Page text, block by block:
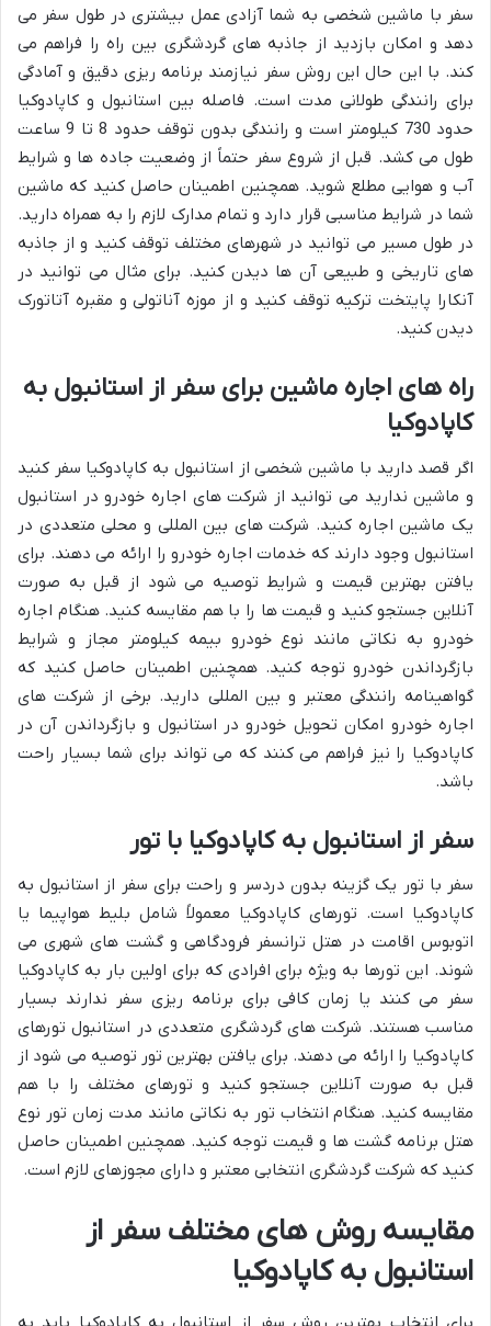
سفر با ماشین شخصی به شما آزادی عمل بیشتری در طول سفر می
دهد و امکان بازدید از جاذبه های گردشگری بین راه را فراهم می
کند. با این حال این روش سفر نیازمند برنامه ریزی دقیق و آمادگی
برای رانندگی طولانی مدت است. فاصله بین استانبول و کاپادوکیا
حدود 730 کیلومتر است و رانندگی بدون توقف حدود 8 تا 9 ساعت
طول می کشد. قبل از شروع سفر حتماً از وضعیت جاده ها و شرایط
آب و هوایی مطلع شوید. همچنین اطمینان حاصل کنید که ماشین
شما در شرایط مناسبی قرار دارد و تمام مدارک لازم را به همراه دارید.
در طول مسیر می توانید در شهرهای مختلف توقف کنید و از جاذبه
های تاریخی و طبیعی آن ها دیدن کنید. برای مثال می توانید در
آنکارا پایتخت ترکیه توقف کنید و از موزه آناتولی و مقبره آتاتورک
دیدن کنید.
راه های اجاره ماشین برای سفر از استانبول به
کاپادوکیا
اگر قصد دارید با ماشین شخصی از استانبول به کاپادوکیا سفر کنید
و ماشین ندارید می توانید از شرکت های اجاره خودرو در استانبول
یک ماشین اجاره کنید. شرکت های بین المللی و محلی متعددی در
استانبول وجود دارند که خدمات اجاره خودرو را ارائه می دهند. برای
یافتن بهترین قیمت و شرایط توصیه می شود از قبل به صورت
آنلاین جستجو کنید و قیمت ها را با هم مقایسه کنید. هنگام اجاره
خودرو به نکاتی مانند نوع خودرو بیمه کیلومتر مجاز و شرایط
بازگرداندن خودرو توجه کنید. همچنین اطمینان حاصل کنید که
گواهینامه رانندگی معتبر و بین المللی دارید. برخی از شرکت های
اجاره خودرو امکان تحویل خودرو در استانبول و بازگرداندن آن در
کاپادوکیا را نیز فراهم می کنند که می تواند برای شما بسیار راحت
باشد.
سفر از استانبول به کاپادوکیا با تور
سفر با تور یک گزینه بدون دردسر و راحت برای سفر از استانبول به
کاپادوکیا است. تورهای کاپادوکیا معمولاً شامل بلیط هواپیما یا
اتوبوس اقامت در هتل ترانسفر فرودگاهی و گشت های شهری می
شوند. این تورها به ویژه برای افرادی که برای اولین بار به کاپادوکیا
سفر می کنند یا زمان کافی برای برنامه ریزی سفر ندارند بسیار
مناسب هستند. شرکت های گردشگری متعددی در استانبول تورهای
کاپادوکیا را ارائه می دهند. برای یافتن بهترین تور توصیه می شود از
قبل به صورت آنلاین جستجو کنید و تورهای مختلف را با هم
مقایسه کنید. هنگام انتخاب تور به نکاتی مانند مدت زمان تور نوع
هتل برنامه گشت ها و قیمت توجه کنید. همچنین اطمینان حاصل
کنید که شرکت گردشگری انتخابی معتبر و دارای مجوزهای لازم است.
مقایسه روش های مختلف سفر از
استانبول به کاپادوکیا